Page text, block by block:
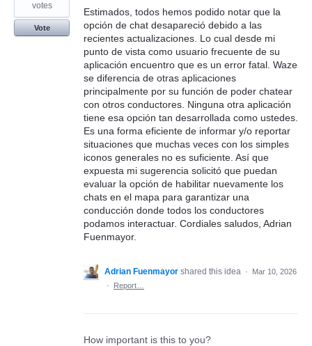
Estimados, todos hemos podido notar que la
opción de chat desapareció debido a las
recientes actualizaciones. Lo cual desde mi
punto de vista como usuario frecuente de su
aplicación encuentro que es un error fatal. Waze
se diferencia de otras aplicaciones
principalmente por su función de poder chatear
con otros conductores. Ninguna otra aplicación
tiene esa opción tan desarrollada como ustedes.
Es una forma eficiente de informar y/o reportar
situaciones que muchas veces con los simples
iconos generales no es suficiente. Así que
expuesta mi sugerencia solicitó que puedan
evaluar la opción de habilitar nuevamente los
chats en el mapa para garantizar una
conducción donde todos los conductores
podamos interactuar. Cordiales saludos, Adrian
Fuenmayor.
votes
Vote
Adrian Fuenmayor shared this idea ·
Mar 10, 2026
·
Report…
How important is this to you?